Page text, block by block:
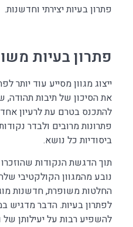
פתרון בעיות יצירתי וחדשנות.
פתרון בעיות
ייצוג מגוון מסייע עוד יותר
את הסיכון של תיבות תהודה,
להתכנס בטרם עת לרעיון
פתרונות מרובים ולבדר
ביסודיות כל נושא.
תוך הדגשת הנקודות
נובע מהמגוון הקולקטיבי
החלטות משופרת, חדשנות
לפתרון בעיות. הדבר מדגיש
להשפיע רבות על יעילותן